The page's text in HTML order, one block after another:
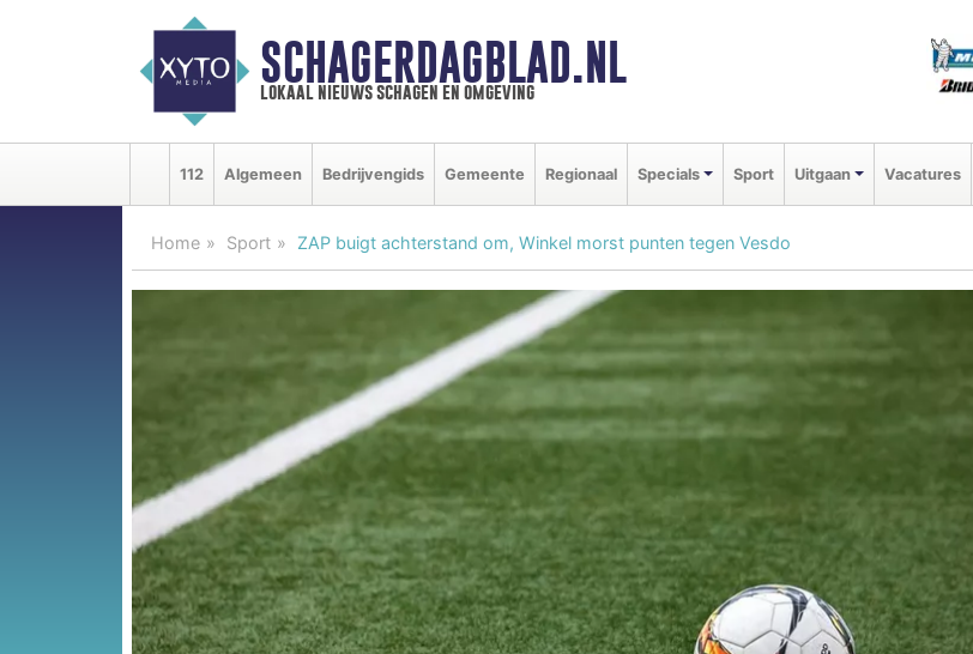
SCHAGERDAGBLAD.NL
lokaal nieuws schagen en omgeving
112 Algemeen Bedrijvengids Gemeente Regionaal Specials Sport Uitgaan Vacatures
Home Sport ZAP buigt achterstand om, Winkel morst punten tegen Vesdo